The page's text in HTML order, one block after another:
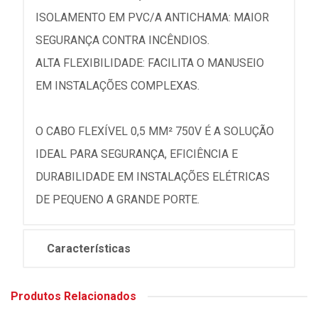
ISOLAMENTO EM PVC/A ANTICHAMA: MAIOR
SEGURANÇA CONTRA INCÊNDIOS.
ALTA FLEXIBILIDADE: FACILITA O MANUSEIO
EM INSTALAÇÕES COMPLEXAS.
O CABO FLEXÍVEL 0,5 MM² 750V É A SOLUÇÃO
IDEAL PARA SEGURANÇA, EFICIÊNCIA E
DURABILIDADE EM INSTALAÇÕES ELÉTRICAS
DE PEQUENO A GRANDE PORTE.
Características
Produtos Relacionados